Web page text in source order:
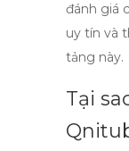
đánh giá
uy tín và
tảng này.
Tại